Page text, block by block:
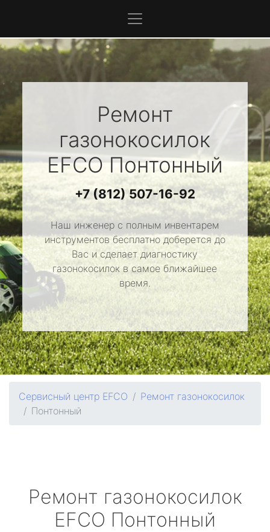
Ремонт
газонокосилок
EFCOПонтонный
+7 (812) 507-16-92
Наш инженер с полным инвентарем
инструментов бесплатно доберется до
Вас и сделает диагностику
газонокосилок в самое ближайшее
время.
Сервисный центр EFCO
Ремонт газонокосилок
Понтонный
Ремонт газонокосилок
EFCO Понтонный